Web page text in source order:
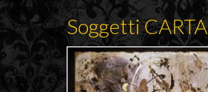
Soggetti CARTA